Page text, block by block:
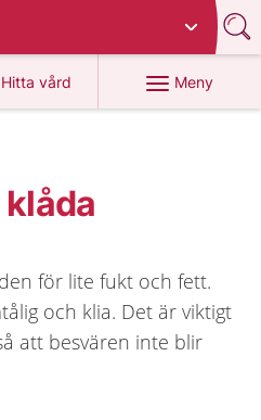
Hitta vård
på 1177.se
Meny
för lite fukt och fett.
och klia. Det är viktigt
att besvären inte blir